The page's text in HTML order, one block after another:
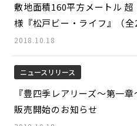
敷地面積160平方メートル
様『松戸ビー・ライフ』（全
2018.10.18
ニュースリリース
『豊四季レアリーズ～第一
販売開始のお知らせ